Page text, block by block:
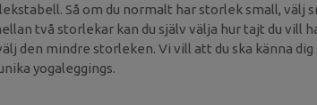
Så om du normalt har storlek small, välj
två storlekar kan du själv välja hur tajt du vill
den mindre storleken. Vi vill att du ska känna dig
yogaleggings.